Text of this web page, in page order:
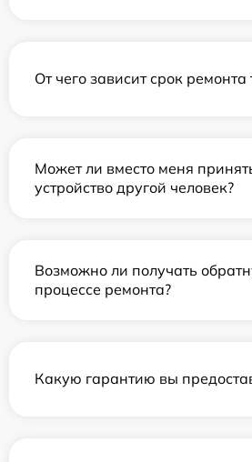
От чего зависит срок ремонта
Может ли вместо меня
устройство другой человек?
Возможно ли получать
процессе ремонта?
Какую гарантию вы